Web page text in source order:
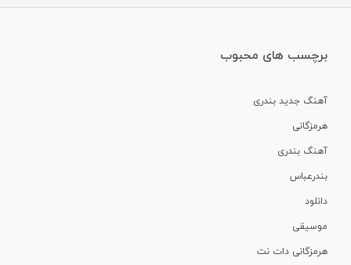
برچسب های محبوب
آهنگ جدید بندری
هرمزگانی
آهنگ بندری
بندرعباس
دانلود
موسیقی
هرمزگانی دات نت